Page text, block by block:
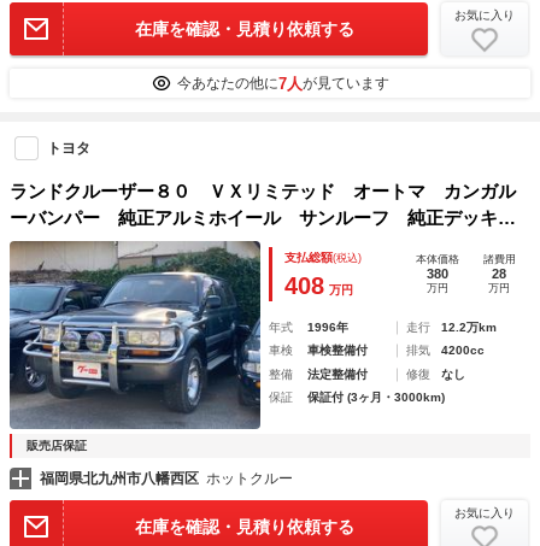
在庫を確認・見積り依頼する
お気に入り
今あなたの他に7人が見ています
トヨタ
ランドクルーザー８０ ＶＸリミテッド オートマ カンガル
ーバンパー 純正アルミホイール サンルーフ 純正デッキ
エアコン パワステ パワーウインド
支払総額(税込)
408 万円
本体価格
380
万円
諸費用
28
万円
年式 1996年 走行
12.2万km
車検
車検整備付 排気
4200cc
整備
法定整備付 修復
なし
保証
保証付 (3ヶ月・3000km)
販売店保証
福岡県北九州市八幡西区 ホットクルー
在庫を確認・見積り依頼する
お気に入り